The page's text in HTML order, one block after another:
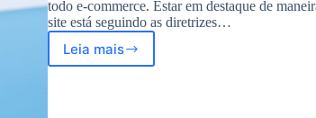
todo e-commerce. Estar em destaque de
site está seguindo as diretrizes…
Leia maisBacklinks